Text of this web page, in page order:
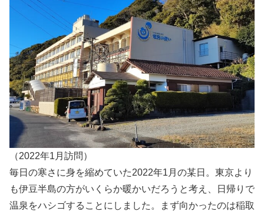
（2022年1月訪問）
毎日の寒さに身を縮めていた2022年1月の某日。東京より
も伊豆半島の方がいくらか暖かいだろうと考え、日帰りで
温泉をハシゴすることにしました。まず向かったのは稲取